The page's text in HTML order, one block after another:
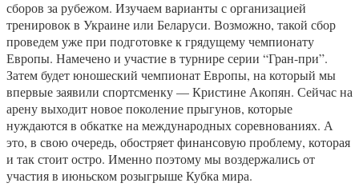
сборов за рубежом. Изучаем варианты с организацией
тренировок в Украине или Беларуси. Возможно, такой сбор
проведем уже при подготовке к грядущему чемпионату
Европы. Намечено и участие в турнире серии “Гран-при”.
Затем будет юношеский чемпионат Европы, на который мы
впервые заявили спортсменку — Кристине Акопян. Сейчас на
арену выходит новое поколение прыгунов, которые
нуждаются в обкатке на международных соревнованиях. А
это, в свою очередь, обостряет финансовую проблему, которая
и так стоит остро. Именно поэтому мы воздержались от
участия в июньском розыгрыше Кубка мира.